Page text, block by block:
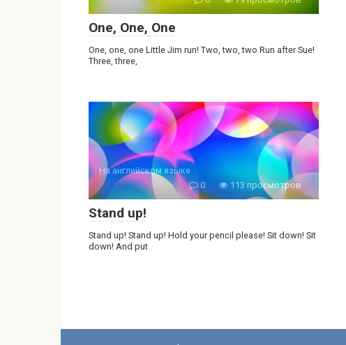
One, One, One
One, one, one Little Jim run! Two, two, two Run after Sue!
Three, three,
На английском языке
0
113 просмотров
Stand up!
Stand up! Stand up! Hold your pencil please! Sit down! Sit
down! And put